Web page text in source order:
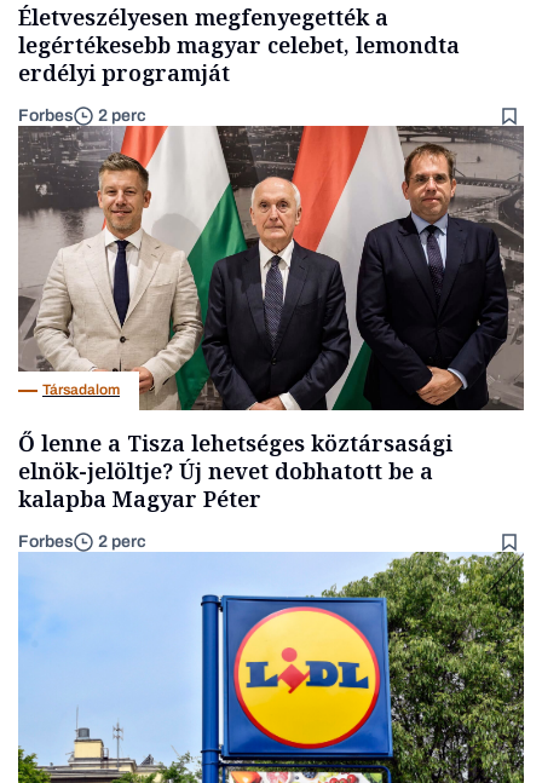
Életveszélyesen megfenyegették a
legértékesebb magyar celebet, lemondta
erdélyi programját
Forbes 2 perc
Társadalom
Ő lenne a Tisza lehetséges köztársasági
elnök-jelöltje? Új nevet dobhatott be a
kalapba Magyar Péter
Forbes 2 perc